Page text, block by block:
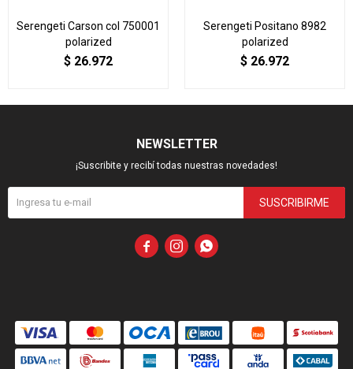
Serengeti Carson col 750001
polarized
$ 26.972
Serengeti Positano 8982
polarized
$ 26.972
NEWSLETTER
¡Suscribite y recibí todas nuestras novedades!
SUSCRIBIRME
  